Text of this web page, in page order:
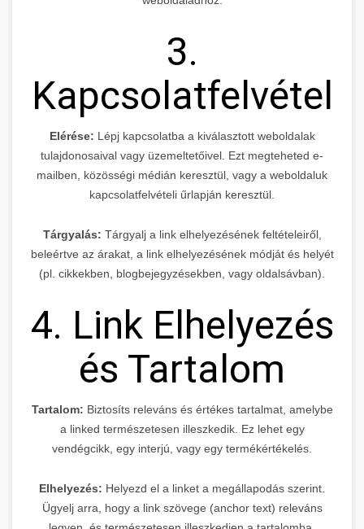
3.
Kapcsolatfelvétel
Elérése: Lépj kapcsolatba a kiválasztott weboldalak
tulajdonosaival vagy üzemeltetőivel. Ezt megteheted e-
mailben, közösségi médián keresztül, vagy a weboldaluk
kapcsolatfelvételi űrlapján keresztül.
Tárgyalás: Tárgyalj a link elhelyezésének feltételeiről,
beleértve az árakat, a link elhelyezésének módját és helyét
(pl. cikkekben, blogbejegyzésekben, vagy oldalsávban).
4. Link Elhelyezés
és Tartalom
Tartalom: Biztosíts releváns és értékes tartalmat, amelybe
a linked természetesen illeszkedik. Ez lehet egy
vendégcikk, egy interjú, vagy egy termékértékelés.
Elhelyezés: Helyezd el a linket a megállapodás szerint.
Ügyelj arra, hogy a link szövege (anchor text) releváns